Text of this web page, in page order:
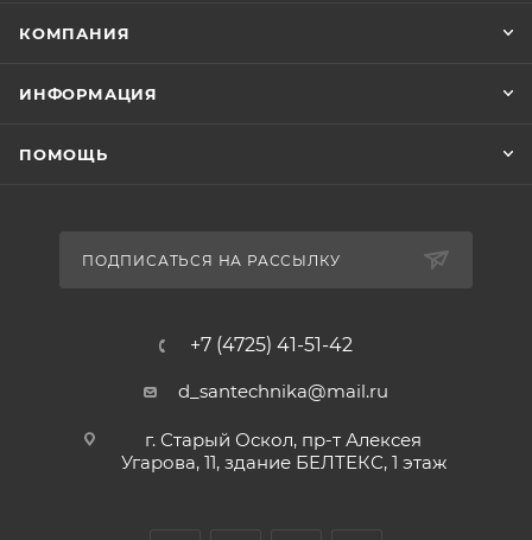
КОМПАНИЯ
ИНФОРМАЦИЯ
ПОМОЩЬ
ПОДПИСАТЬСЯ НА РАССЫЛКУ
+7 (4725) 41-51-42
d_santechnika@mail.ru
г. Старый Оскол, пр-т Алексея
Угарова, 11, здание БЕЛТЕКС, 1 этаж